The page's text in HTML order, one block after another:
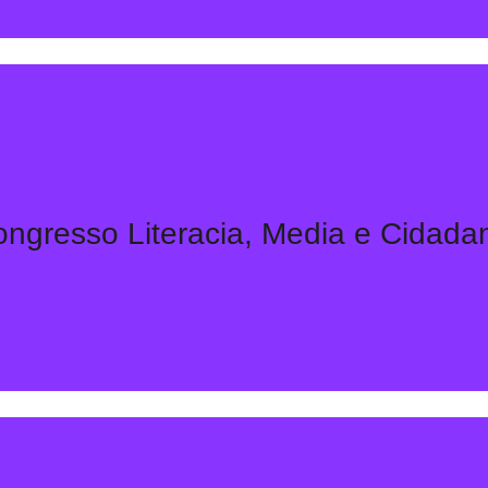
Literacia, Media e
Saber Mais